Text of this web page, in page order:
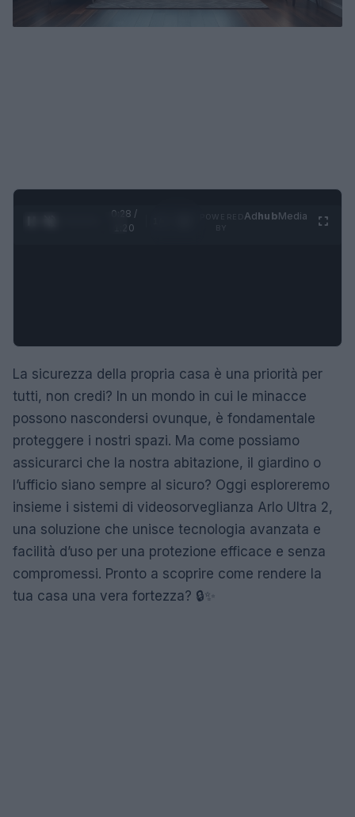
0:29 /
1:20
AdhubMedia
La sicurezza della propria casa è una priorità per
tutti, non credi? In un mondo in cui le minacce
possono nascondersi ovunque, è fondamentale
proteggere i nostri spazi. Ma come possiamo
assicurarci che la nostra abitazione, il giardino o
l’ufficio siano sempre al sicuro? Oggi esploreremo
insieme i sistemi di videosorveglianza Arlo Ultra 2,
una soluzione che unisce tecnologia avanzata e
facilità d’uso per una protezione efficace e senza
compromessi. Pronto a scoprire come rendere la
tua casa una vera fortezza? 🔒✨